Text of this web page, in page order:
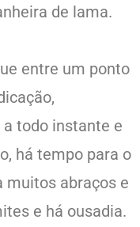
de lama.
entre um ponto
todo instante e
há tempo para o
muitos abraços e
e há ousadia.